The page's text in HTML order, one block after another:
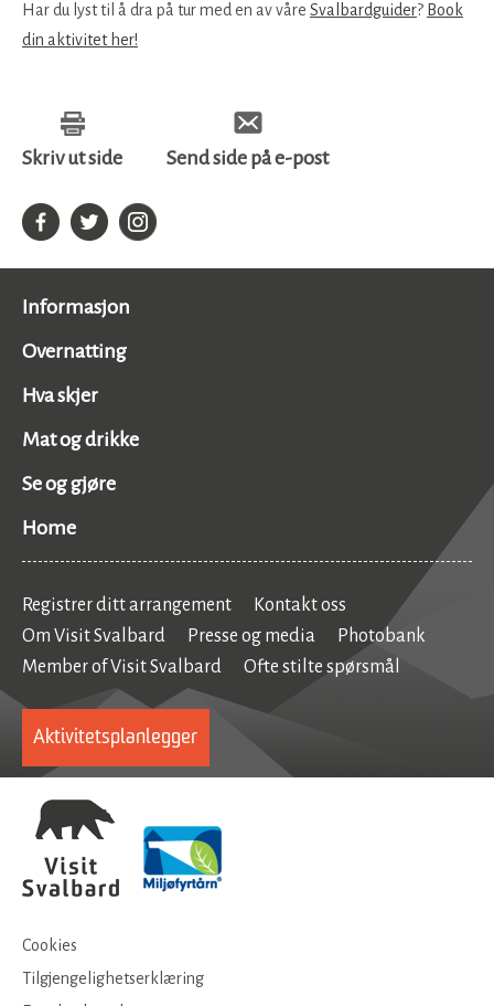
Har du lyst til å dra på tur med en av våre Svalbardguider? Book
din aktivitet her!
Skriv ut side Send side på e-post
Informasjon
Overnatting
Hva skjer
Mat og drikke
Se og gjøre
Home
Registrer ditt arrangement
Kontakt oss
Om Visit Svalbard
Presse og media
Photobank
Member of Visit Svalbard
Ofte stilte spørsmål
Aktivitetsplanlegger
Cookies
Tilgjengelighetserklæring